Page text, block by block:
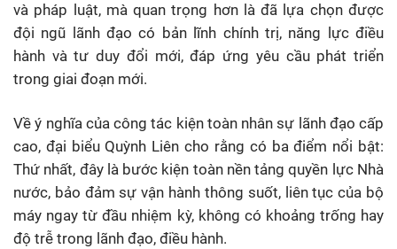
và pháp luật, mà quan trọng hơn là đã lựa chọn được
đội ngũ lãnh đạo có bản lĩnh chính trị, năng lực điều
hành và tư duy đổi mới, đáp ứng yêu cầu phát triển
trong giai đoạn mới.
Về ý nghĩa của công tác kiện toàn nhân sự lãnh đạo cấp
cao, đại biểu Quỳnh Liên cho rằng có ba điểm nổi bật:
Thứ nhất, đây là bước kiện toàn nền tảng quyền lực Nhà
nước, bảo đảm sự vận hành thông suốt, liên tục của bộ
máy ngay từ đầu nhiệm kỳ, không có khoảng trống hay
độ trễ trong lãnh đạo, điều hành.